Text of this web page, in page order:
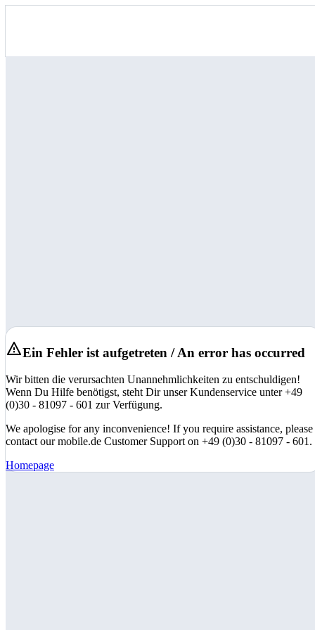
Ein Fehler ist aufgetreten / An error has occurred
Wir bitten die verursachten Unannehmlichkeiten zu entschuldigen!
Wenn Du Hilfe benötigst, steht Dir unser Kundenservice unter +49
(0)30 - 81097 - 601 zur Verfügung.
We apologise for any inconvenience! If you require assistance, please
contact our mobile.de Customer Support on +49 (0)30 - 81097 - 601.
Homepage